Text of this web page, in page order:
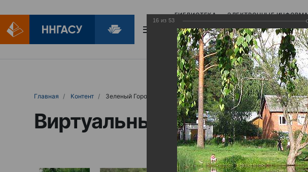
БИБЛИОТЕКА ЭЛЕКТРОННЫЕ
БИБЛИОПОМОЩЬ
Главная Контент Зеленый Город
Виртуальные выставки
16 из 53